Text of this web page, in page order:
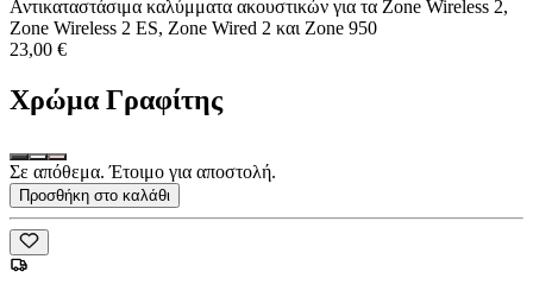
Αντικαταστάσιμα καλύμματα ακουστικών για τα Zone Wireless 2,
Zone Wireless 2 ES, Zone Wired 2 και Zone 950
23,00 €
Χρώμα Γραφίτης
Σε απόθεμα. Έτοιμο για αποστολή.
Προσθήκη στο καλάθι